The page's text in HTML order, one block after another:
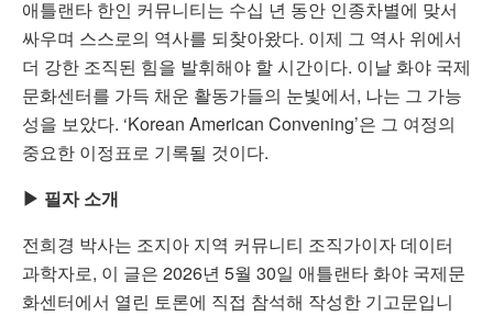
애틀랜타 한인 커뮤니티는 수십 년 동안 인종차별에 맞서
싸우며 스스로의 역사를 되찾아왔다. 이제 그 역사 위에서
더 강한 조직된 힘을 발휘해야 할 시간이다. 이날 화야 국제
문화센터를 가득 채운 활동가들의 눈빛에서, 나는 그 가능
성을 보았다. ‘Korean American Convening’은 그 여정의
중요한 이정표로 기록될 것이다.
▶ 필자 소개
전희경 박사는 조지아 지역 커뮤니티 조직가이자 데이터
과학자로, 이 글은 2026년 5월 30일 애틀랜타 화야 국제문
화센터에서 열린 토론에 직접 참석해 작성한 기고문입니